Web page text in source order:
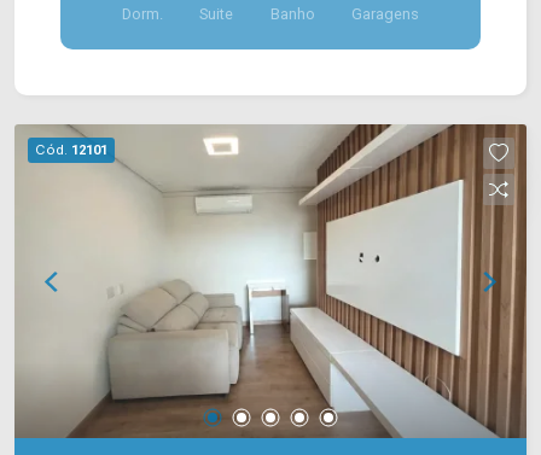
suíte, 3 banheiros e 2 vagas de garagem
cobertas. Entre os diferenciais informados estão
vagas cobertas; Localizada no Parque Nova
Carioba, em Americana/SP, a casa está próxima
ao Delta Supermercados Jaguari, Delta
Supermercados Terramérica e a farmácias e
serviços da região. O bairro também oferece fácil
acesso às principais vias de Americana,
facilitando os deslocamentos para diferentes
regiões da cidade. Entre em contato com a
equipe da Arbix Imóveis e agende sua visita!
WhatsApp e telefone: (19) 3475-4546 Arbix
Imóveis - Presente em cada momento.
Dorm. Suite Banho Garagens
Cód. 12101